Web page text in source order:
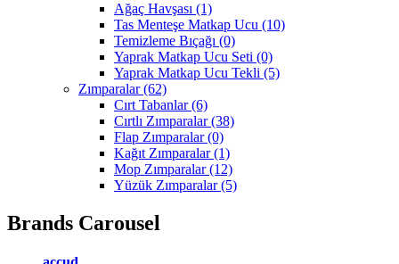
Ağaç Havşası (1)
Tas Menteşe Matkap Ucu (10)
Temizleme Bıçağı (0)
Yaprak Matkap Ucu Seti (0)
Yaprak Matkap Ucu Tekli (5)
Zımparalar(62)
Cırt Tabanlar(6)
Cırtlı Zımparalar(38)
Flap Zımparalar(0)
Kağıt Zımparalar(1)
Mop Zımparalar(12)
Yüzük Zımparalar(5)
Brands Carousel